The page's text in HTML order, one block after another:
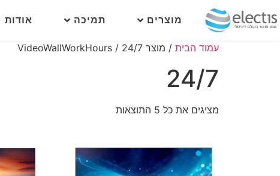
מוצרים תמיכה אודות
עמוד הבית / מוצר VideoWallWorkHours / 24/7
24/7
מציגים את כל ⁦5⁩ התוצאות